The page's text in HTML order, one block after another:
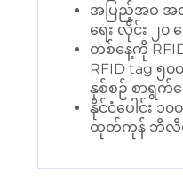
အပြည့်အဝ
ရေး လိုင်း ၂၀
တစ်နေ့ကို
RFID tag
နှစ်စဉ် စာရွက်ပ
နိုင်ငံပေါင်း ၁
ထုတ်ကုန် ဘီလီ